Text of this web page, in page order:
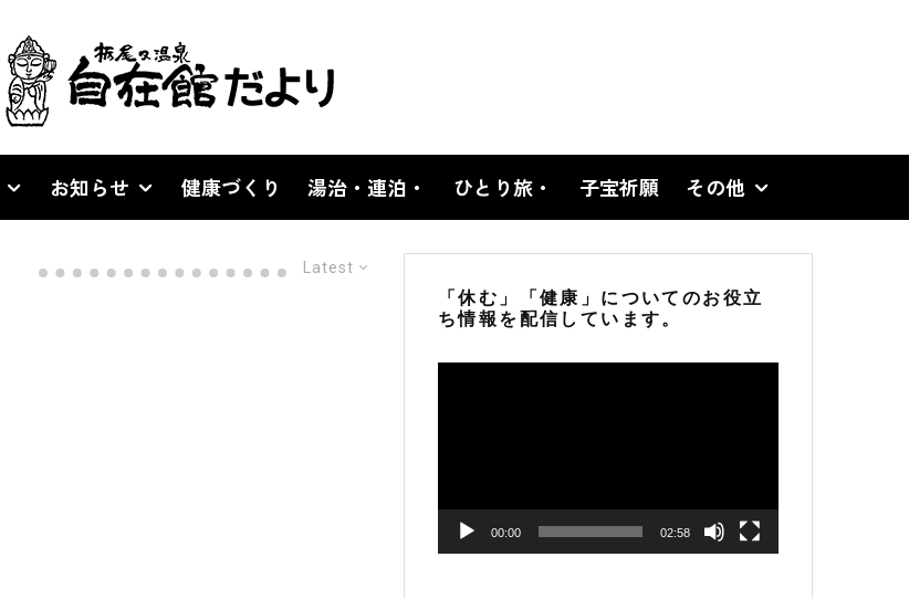
お知らせ 健康づくり 湯治・連泊・ ひとり旅・ 子宝祈願 その他
Latest
「休む」「健康」についてのお役立
ち情報を配信しています。
00:00 02:58